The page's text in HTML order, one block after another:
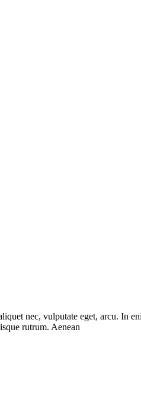
nec, vulputate eget, arcu. In
rutrum. Aenean